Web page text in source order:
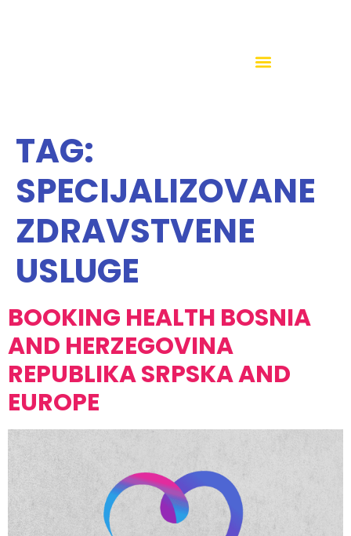
TAG:
SPECIJALIZOVANE
ZDRAVSTVENE
USLUGE
BOOKING HEALTH BOSNIA
AND HERZEGOVINA
REPUBLIKA SRPSKA AND
EUROPE